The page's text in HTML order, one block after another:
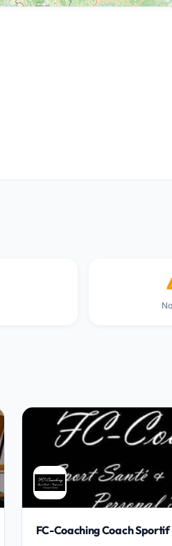
FC-Coaching Coach